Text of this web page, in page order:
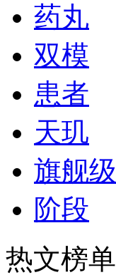
药丸
双模
患者
天玑
旗舰级
阶段
热文榜单